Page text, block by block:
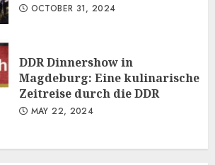
OCTOBER 31, 2024
DDR Dinnershow in
Magdeburg: Eine kulinarische
Zeitreise durch die DDR
MAY 22, 2024